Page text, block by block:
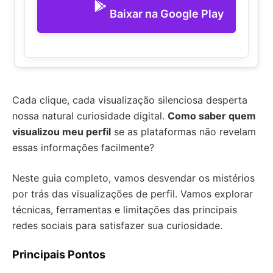
Baixar na Google Play
Cada clique, cada visualização silenciosa desperta
nossa natural curiosidade digital. Como saber quem
visualizou meu perfil se as plataformas não revelam
essas informações facilmente?
Neste guia completo, vamos desvendar os mistérios
por trás das visualizações de perfil. Vamos explorar
técnicas, ferramentas e limitações das principais
redes sociais para satisfazer sua curiosidade.
Principais Pontos